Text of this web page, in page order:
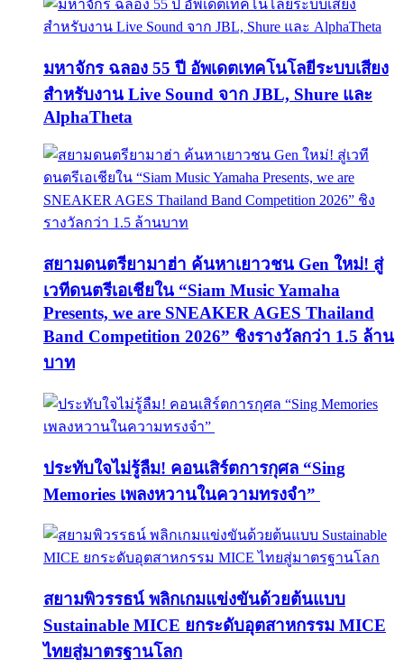
มหาจักร ฉลอง 55 ปี อัพเดตเทคโนโลยีระบบเสียง
สำหรับงาน Live Sound จาก JBL, Shure และ
AlphaTheta
สยามดนตรียามาฮ่า ค้นหาเยาวชน Gen ใหม่! สู่
เวทีดนตรีเอเชียใน “Siam Music Yamaha
Presents, we are SNEAKER AGES Thailand
Band Competition 2026” ชิงรางวัลกว่า 1.5 ล้าน
บาท
ประทับใจไม่รู้ลืม! คอนเสิร์ตการกุศล “Sing
Memories เพลงหวานในความทรงจำ”
สยามพิวรรธน์ พลิกเกมแข่งขันด้วยต้นแบบ
Sustainable MICE ยกระดับอุตสาหกรรม MICE
ไทยสู่มาตรฐานโลก